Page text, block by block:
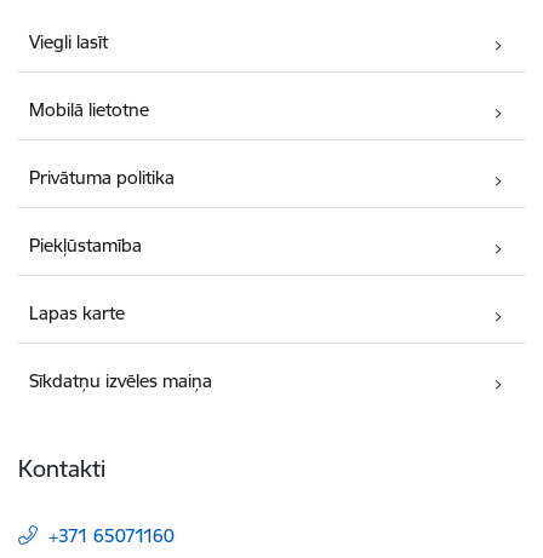
Viegli lasīt
Mobilā lietotne
Privātuma politika
Piekļūstamība
Lapas karte
Sīkdatņu izvēles maiņa
Kontakti
+371 65071160